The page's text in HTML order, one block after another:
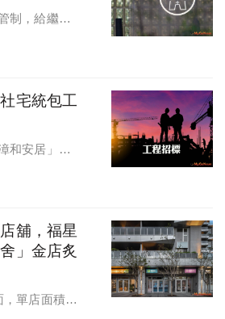
制，給繼
宅統包工
和安居」社
舖，福星
」金店炙
，單店面積在